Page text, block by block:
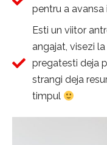
pentru a avansa
Esti un viitor
angajat, visezi
pregatesti deja
strangi deja
timpul